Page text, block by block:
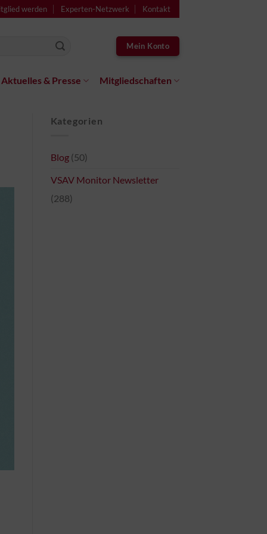
werden Experten-Netzwerk Kontakt
Mein Konto
Aktuelles & Presse Mitgliedschaften
Kategorien
Blog(50)
VSAV Monitor Newsletter
(288)